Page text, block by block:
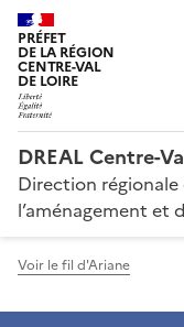
PRÉFET
DE LA RÉGION
CENTRE-VAL
DE LOIRE
DREAL Centre-
Direction régionale
l’aménagement et
Voir le fil d'Ariane